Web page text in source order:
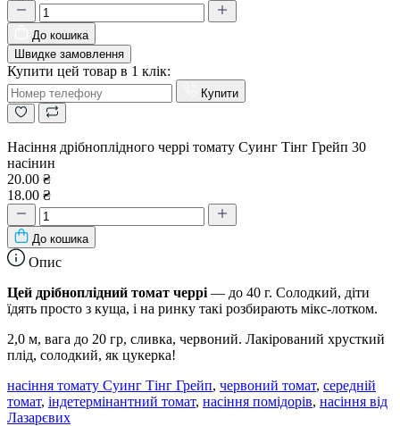
До кошика
Швидке замовлення
Купити цей товар в 1 клік:
Купити
Насіння дрібноплідного черрі томату Суинг Тінг Грейп 30
насінин
20.00 ₴
18.00 ₴
До кошика
Опис
Цей дрібноплідний томат черрі — до 40 г. Солодкий, діти
їдять просто з куща, і на ринку такі розбирають мікс-лотком.
2,0 м, вага до 20 гр, сливка, червоний. Лакірований хрусткий
плід, солодкий, як цукерка!
насіння томату Суинг Тінг Грейп, червоний томат, середній
томат, індетермінантний томат, насіння помідорів, насіння від
Лазарєвих